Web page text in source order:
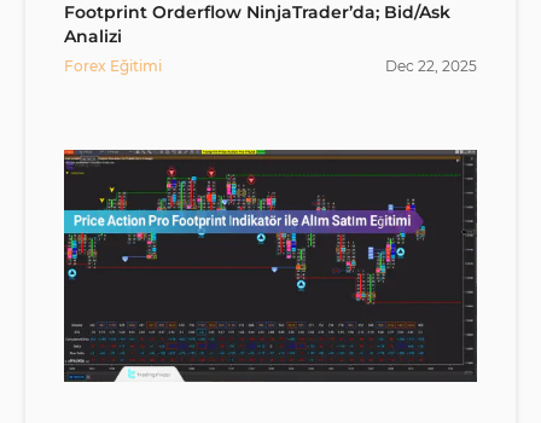
Footprint Orderflow NinjaTrader’da; Bid/Ask
Analizi
Forex Eğitimi Dec 22, 2025